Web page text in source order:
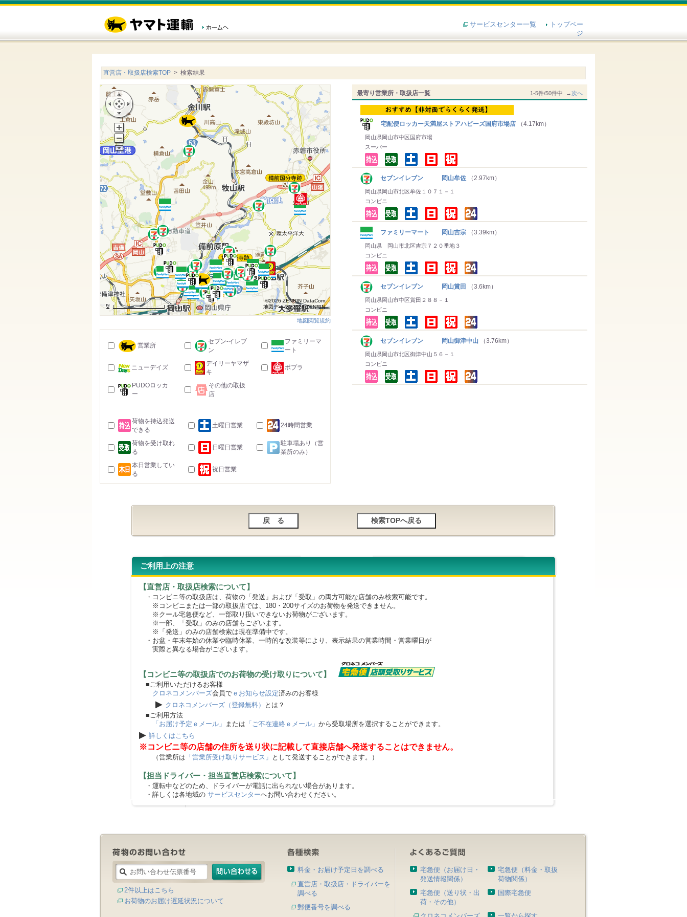
サービスセンター一覧
トップペー
ジ
直営店・取扱店検索TOP > 検索結果
最寄り営業所・取扱店一覧 1-5件/50件中 →次へ
宅配便ロッカー天満屋ストアハピーズ国府市場店 （4.17km）
岡山県岡山市中区国府市場
スーパー
セブンイレブン 岡山牟佐 （2.97km）
岡山県岡山市北区牟佐１０７１－１
コンビニ
ファミリーマート 岡山吉宗 （3.39km）
岡山県 岡山市北区吉宗７２０番地３
コンビニ
セブンイレブン 岡山賞田 （3.6km）
岡山県岡山市中区賞田２８８－１
コンビニ
セブンイレブン 岡山御津中山 （3.76km）
岡山県岡山市北区御津中山５６－１
コンビニ
3.5km
©2026 ZENRIN DataCom
地図データ©2026 ZENRIN
地図閲覧規約
営業所
セブン-イレブ
ン
ファミリーマ
ート
ニューデイズ
デイリーヤマザ
キ
ポプラ
PUDOロッカ
ー
その他の取扱
店
荷物を持込発送
できる
土曜日営業 24時間営業
荷物を受け取れ
る
日曜日営業
駐車場あり（営
業所のみ）
本日営業してい
る
祝日営業
ご利用上の注意
【直営店・取扱店検索について】
・コンビニ等の取扱店は、荷物の「発送」および「受取」の両方可能な店舗のみ検索可能です。
※コンビニまたは一部の取扱店では、180・200サイズのお荷物を発送できません。
※クール宅急便など、一部取り扱いできないお荷物がございます。
※一部、「受取」のみの店舗もございます。
※「発送」のみの店舗検索は現在準備中です。
・お盆・年末年始の休業や臨時休業、一時的な改装等により、表示結果の営業時間・営業曜日が
実際と異なる場合がございます。
【コンビニ等の取扱店でのお荷物の受け取りについて】
■ご利用いただけるお客様
クロネコメンバーズ会員で ｅお知らせ設定済みのお客様
▶ クロネコメンバーズ（登録無料）
とは？
■ご利用方法
「お届け予定ｅメール」 または 「ご不在連絡ｅメール」 から受取場所を選択することができます。
▶ 詳しくはこちら
※コンビニ等の店舗の住所を送り状に記載して直接店舗へ発送することはできません。
（営業所は 「営業所受け取りサービス」 として発送することができます。）
【担当ドライバー・担当直営店検索について】
・運転中などのため、ドライバーが電話に出られない場合があります。
・詳しくは各地域の サービスセンターへお問い合わせください。
2件以上はこちら
お荷物のお届け遅延状況について
料金・お届け予定日を調べる
直営店・取扱店・ドライバーを
調べる
郵便番号を調べる
宅急便（お届け日・
発送情報関係）
宅急便（料金・取扱
荷物関係）
宅急便（送り状・出
荷・その他）
国際宅急便